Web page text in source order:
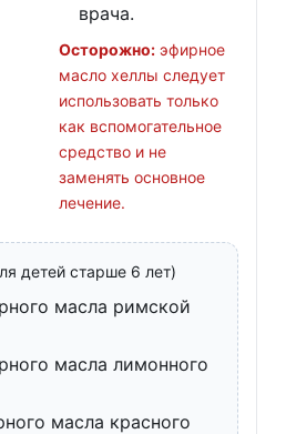
врача.
Осторожно: эфирное
масло хеллы следует
использовать только
как вспомогательное
средство и не
заменять основное
лечение.
детей старше 6 лет)
масла римской
масла лимонного
масла красного